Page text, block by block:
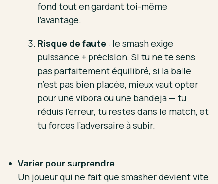
fond tout en gardant toi-même
l’avantage.
Risque de faute : le smash exige
puissance + précision. Si tu ne te sens
pas parfaitement équilibré, si la balle
n’est pas bien placée, mieux vaut opter
pour une vibora ou une bandeja — tu
réduis l’erreur, tu restes dans le match, et
tu forces l’adversaire à subir.
Varier pour surprendre
Un joueur qui ne fait que smasher devient vite